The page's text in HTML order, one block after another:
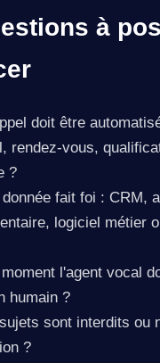
à
doit être
rendez-vous,
?
fait foi : CRM,
logiciel métier
l'agent vocal
humain ?
sont interdits ou
?